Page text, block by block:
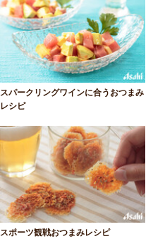
スパークリングワインに合うおつまみ
レシピ
スポーツ観戦おつまみレシピ